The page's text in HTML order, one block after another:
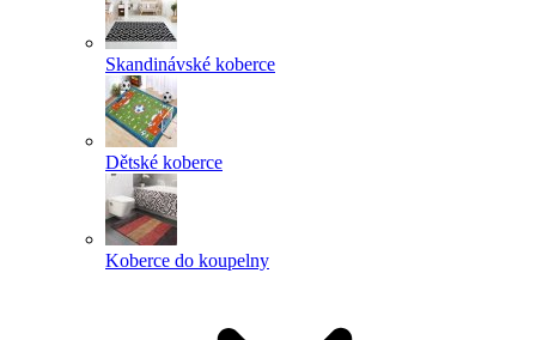
Skandinávské koberce
Dětské koberce
Koberce do koupelny